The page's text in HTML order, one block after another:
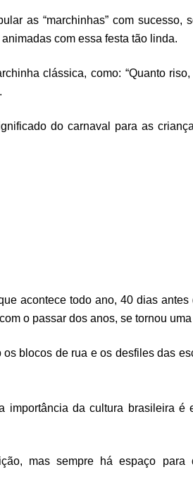
as “marchinhas” com sucesso,
com essa festa tão linda.
clássica, como: “Quanto
do carnaval para as
acontece todo ano, 40 dias
o passar dos anos, se tornou
blocos de rua e os desfiles das
importância da cultura brasileira é
mas sempre há espaço